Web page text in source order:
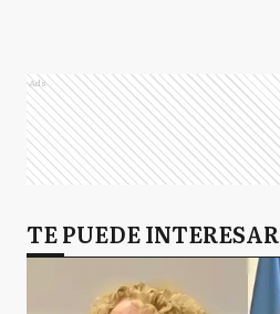
Ads
TE PUEDE INTERESAR